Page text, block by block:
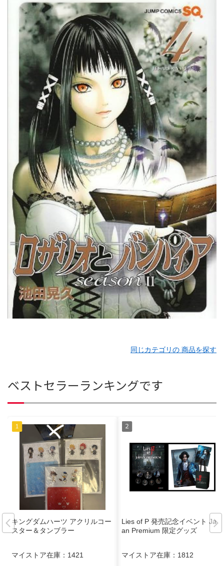
同じカテゴリの 商品を探す
ベストセラーランキングです
キングダムハーツ アクリルコー
スター＆タンブラー
マイストア在庫： 1421
Lies of P 発売記念イベント Jap
an Premium 限定グッズ
マイストア在庫： 1812